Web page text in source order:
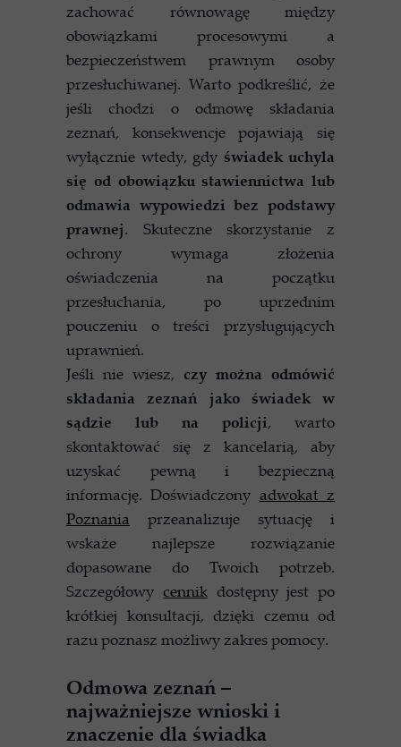
zachować równowagę między
obowiązkami procesowymi a
bezpieczeństwem prawnym osoby
przesłuchiwanej. Warto podkreślić, że
jeśli chodzi o odmowę składania
zeznań, konsekwencje pojawiają się
wyłącznie wtedy, gdy świadek uchyla
się od obowiązku stawiennictwa lub
odmawia wypowiedzi bez podstawy
prawnej. Skuteczne skorzystanie z
ochrony wymaga złożenia
oświadczenia na początku
przesłuchania, po uprzednim
pouczeniu o treści przysługujących
uprawnień.
Jeśli nie wiesz, czy można odmówić
składania zeznań jako świadek w
sądzie lub na policji, warto
skontaktować się z kancelarią, aby
uzyskać pewną i bezpieczną
informację. Doświadczony adwokat z
Poznania przeanalizuje sytuację i
wskaże najlepsze rozwiązanie
dopasowane do Twoich potrzeb.
Szczegółowy cennikdostępny jest po
krótkiej konsultacji, dzięki czemu od
razu poznasz możliwy zakres pomocy.
Odmowa zeznań –
najważniejsze wnioski i
znaczenie dla świadka